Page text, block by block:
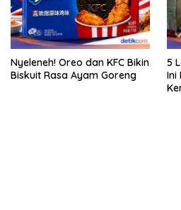
Nyeleneh! Oreo dan KFC Bikin
Biskuit Rasa Ayam Goreng
5
Ini